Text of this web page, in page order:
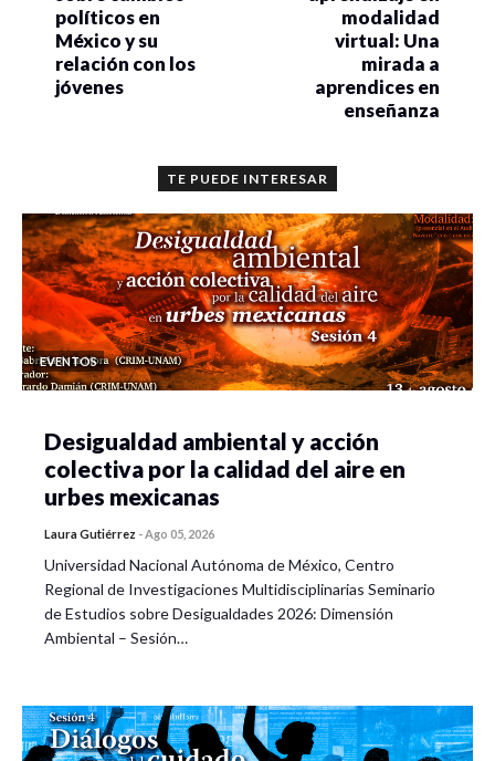
políticos en
México y su
relación con los
jóvenes
modalidad
virtual: Una
mirada a
aprendices en
enseñanza
TE PUEDE INTERESAR
EVENTOS
Desigualdad ambiental y acción
colectiva por la calidad del aire en
urbes mexicanas
Laura Gutiérrez -Ago 05, 2026
Universidad Nacional Autónoma de México, Centro
Regional de Investigaciones Multidisciplinarias Seminario
de Estudios sobre Desigualdades 2026: Dimensión
Ambiental – Sesión…